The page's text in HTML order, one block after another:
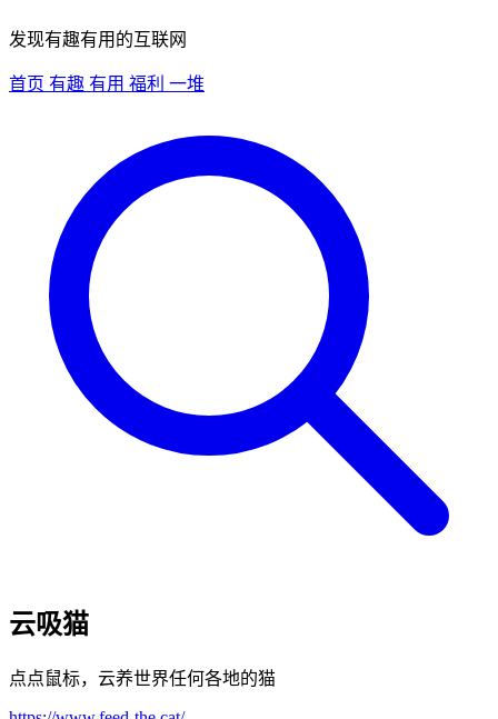
发现有趣有用的互联网
首页 有趣 有用 福利 一堆
云吸猫
点点鼠标，云养世界任何各地的猫